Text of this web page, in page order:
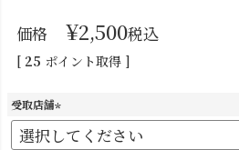
価格 ¥2,500税込
[ 25 ポイント取得 ]
受取店舗
(
必